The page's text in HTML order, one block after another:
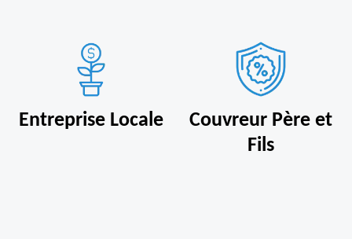
Entreprise Locale
Couvreur Père et
Fils